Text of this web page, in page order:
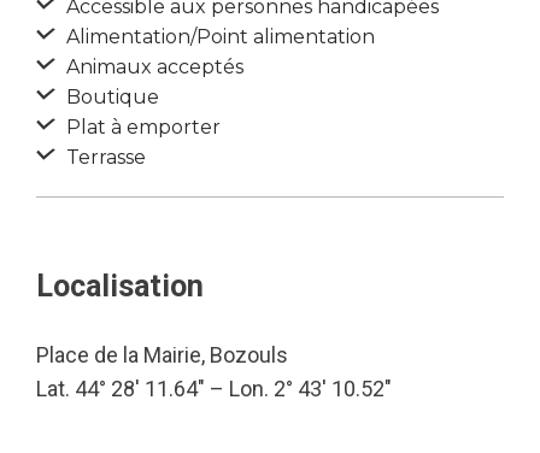
Accessible aux personnes handicapées
Alimentation/Point alimentation
Animaux acceptés
Boutique
Plat à emporter
Terrasse
Localisation
Place de la Mairie, Bozouls
Lat. 44° 28′ 11.64″ – Lon. 2° 43′ 10.52″